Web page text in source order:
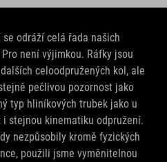
se odráží celá řada našich
není výjimkou. Ráfky jsou
celoodpružených kol, ale
pečlivou pozornost jako
typ hliníkových trubek jako u
stejnou kinematiku odpružení.
nezpůsobily kromě fyzických
použili jsme vyměnitelnou